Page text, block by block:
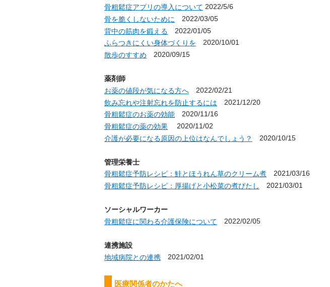
骨粗鬆症アプリの導入について 2022/5/6
骨を脆くしないために
2022/03/05
背中の筋肉を鍛える 2022/01/05
ふらつきにくい身体づくりを 2020/10/01
散歩のすすめ 2020/09/15
薬剤師
お薬の値段が気になる方へ 2022/02/21
飲み忘れや注射忘れを防止するには 2021/12/20
骨粗鬆症のお薬の効能 2020/11/16
骨粗鬆症の薬の効果 2020/11/02
介護が必要になる原因の上位はなんでしょう？
2020/10/15
管理栄養士
骨粗鬆症予防レシピ：鮭とほうれん草のクリーム煮 2021/03/16
骨粗鬆症予防レシピ：厚揚げと小松菜の煮びたし
2021/03/01
ソーシャルワーカー
骨粗鬆症に関わる介護保険について 2022/02/05
連携施設
地域病院との連携 2021/02/01
医療関係者のかたへ